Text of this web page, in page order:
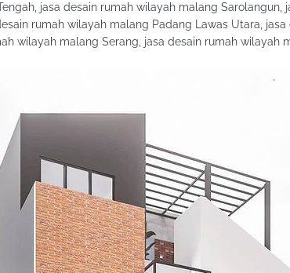
jasa desain rumah wilayah malang Sarolangun,
rumah wilayah malang Padang Lawas Utara,
wilayah malang Serang, jasa desain rumah wilayah